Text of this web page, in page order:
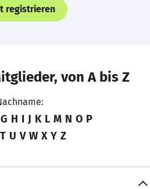
registrieren
von A bis Z
G H I J K L M N O P
T U V W X Y Z